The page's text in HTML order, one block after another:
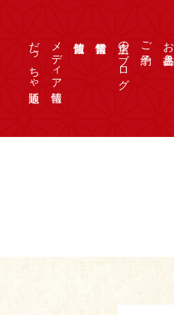
お品書き
ご予約
店主のブログ
メディア情報
だっちゃ通販